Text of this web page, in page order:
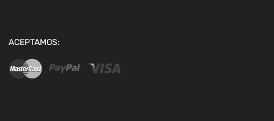
ACEPTAMOS: